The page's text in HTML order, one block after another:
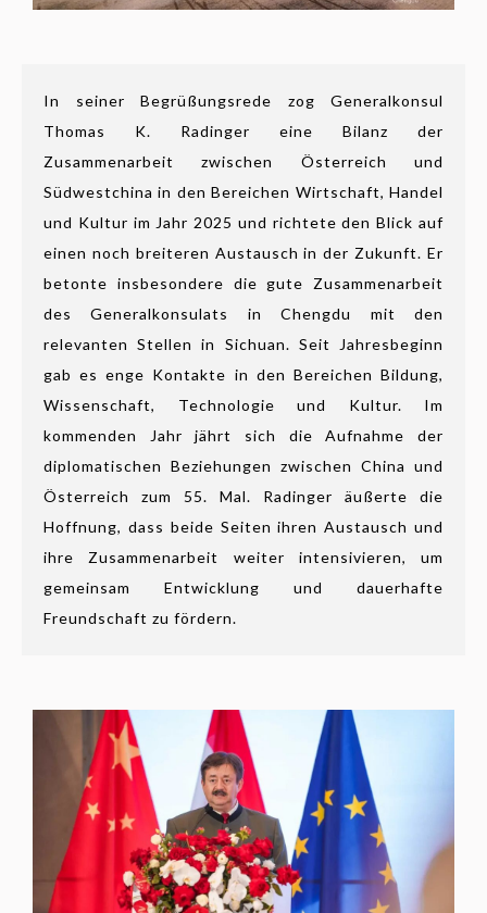
In seiner Begrüßungsrede zog Generalkonsul
Thomas K. Radinger eine Bilanz der
Zusammenarbeit zwischen Österreich und
Südwestchina in den Bereichen Wirtschaft, Handel
und Kultur im Jahr 2025 und richtete den Blick auf
einen noch breiteren Austausch in der Zukunft. Er
betonte insbesondere die gute Zusammenarbeit
des Generalkonsulats in Chengdu mit den
relevanten Stellen in Sichuan. Seit Jahresbeginn
gab es enge Kontakte in den Bereichen Bildung,
Wissenschaft, Technologie und Kultur. Im
kommenden Jahr jährt sich die Aufnahme der
diplomatischen Beziehungen zwischen China und
Österreich zum 55. Mal. Radinger äußerte die
Hoffnung, dass beide Seiten ihren Austausch und
ihre Zusammenarbeit weiter intensivieren, um
gemeinsam Entwicklung und dauerhafte
Freundschaft zu fördern.